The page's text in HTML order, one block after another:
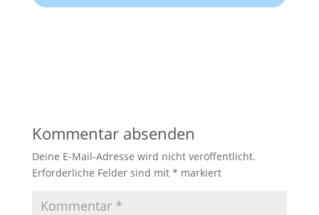
Kommentar absenden
Deine E-Mail-Adresse wird nicht veröffentlicht.
Erforderliche Felder sind mit * markiert